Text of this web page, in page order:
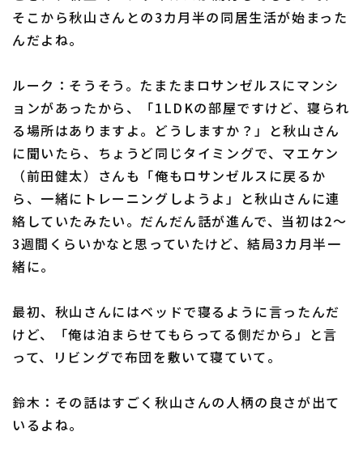
そこから秋山さんとの3カ月半の同居生活が始まった
んだよね。
ルーク：そうそう。たまたまロサンゼルスにマンシ
ョンがあったから、「1LDKの部屋ですけど、寝られ
る場所はありますよ。どうしますか？」と秋山さん
に聞いたら、ちょうど同じタイミングで、マエケン
（前田健太）さんも「俺もロサンゼルスに戻るか
ら、一緒にトレーニングしようよ」と秋山さんに連
絡していたみたい。だんだん話が進んで、当初は2〜
3週間くらいかなと思っていたけど、結局3カ月半一
緒に。
最初、秋山さんにはベッドで寝るように言ったんだ
けど、「俺は泊まらせてもらってる側だから」と言
って、リビングで布団を敷いて寝ていて。
鈴木：その話はすごく秋山さんの人柄の良さが出て
いるよね。